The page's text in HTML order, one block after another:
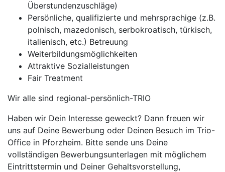
Überstundenzuschläge)
Persönliche, qualifizierte und mehrsprachige (z.B.
polnisch, mazedonisch, serbokroatisch, türkisch,
italienisch, etc.) Betreuung
Weiterbildungsmöglichkeiten
Attraktive Sozialleistungen
Fair Treatment
Wir alle sind regional-persönlich-TRIO
Haben wir Dein Interesse geweckt? Dann freuen wir
uns auf Deine Bewerbung oder Deinen Besuch im Trio-
Office in Pforzheim. Bitte sende uns Deine
vollständigen Bewerbungsunterlagen mit möglichem
Eintrittstermin und Deiner Gehaltsvorstellung,